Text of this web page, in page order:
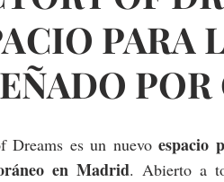
PARA
Dreams es un nuevo espacio
en Madrid. Abierto a